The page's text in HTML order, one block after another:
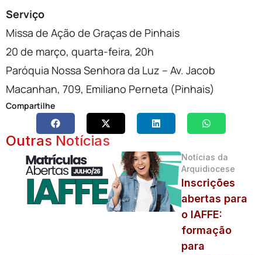
Serviço
Missa de Ação de Graças de Pinhais
20 de março, quarta-feira, 20h
Paróquia Nossa Senhora da Luz – Av. Jacob
Macanhan, 709, Emiliano Perneta (Pinhais)
Compartilhe
Outras Notícias
Notícias da
Arquidiocese
Inscrições
abertas para
o IAFFE:
formação
para